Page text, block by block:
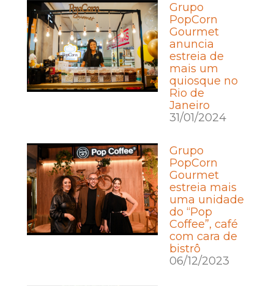
Grupo
PopCorn
Gourmet
anuncia
estreia de
mais um
quiosque no
Rio de
Janeiro
31/01/2024
Grupo
PopCorn
Gourmet
estreia mais
uma unidade
do “Pop
Coffee”, café
com cara de
bistrô
06/12/2023